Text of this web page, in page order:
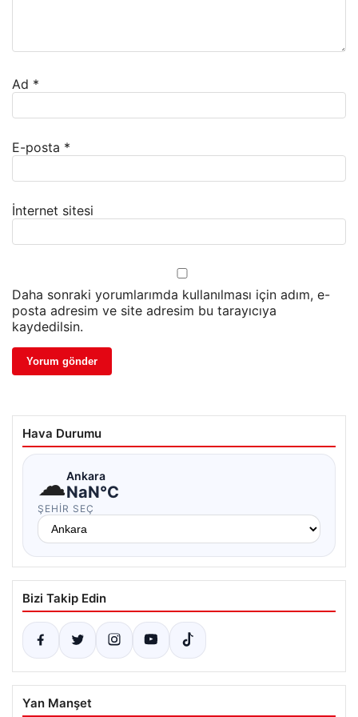
Ad *
E-posta *
İnternet sitesi
Daha sonraki yorumlarımda kullanılması için adım, e-
posta adresim ve site adresim bu tarayıcıya
kaydedilsin.
Hava Durumu
☁Ankara
NaN°C
ŞEHIR SEÇ
Bizi Takip Edin
Yan Manşet